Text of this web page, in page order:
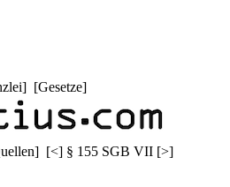
] [Gesetze]
] [<] § 155 SGB VII [>]